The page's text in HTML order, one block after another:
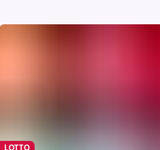
LOTTO